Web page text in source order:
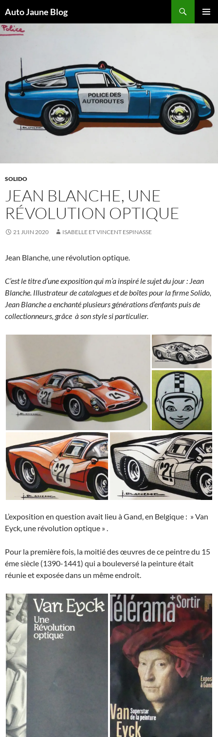
Auto Jaune Blog
AU
SOLIDO
JEAN BLANCHE, UNE
RÉVOLUTION OPTIQUE
21 JUIN 2020 ISABELLE ET VINCENT ESPINASSE
Jean Blanche, une révolution optique.
C’est le titre d’une exposition qui m’a inspiré le sujet du jour : Jean
Blanche. Illustrateur de catalogues et de boîtes pour la firme Solido,
Jean Blanche a enchanté plusieurs générations d’enfants puis de
collectionneurs, grâce à son style si particulier.
L’exposition en question avait lieu à Gand, en Belgique : » Van
Eyck, une révolution optique » .
Pour la première fois, la moitié des œuvres de ce peintre du 15
éme siècle (1390-1441) qui a bouleversé la peinture était
réunie et exposée dans un même endroit.